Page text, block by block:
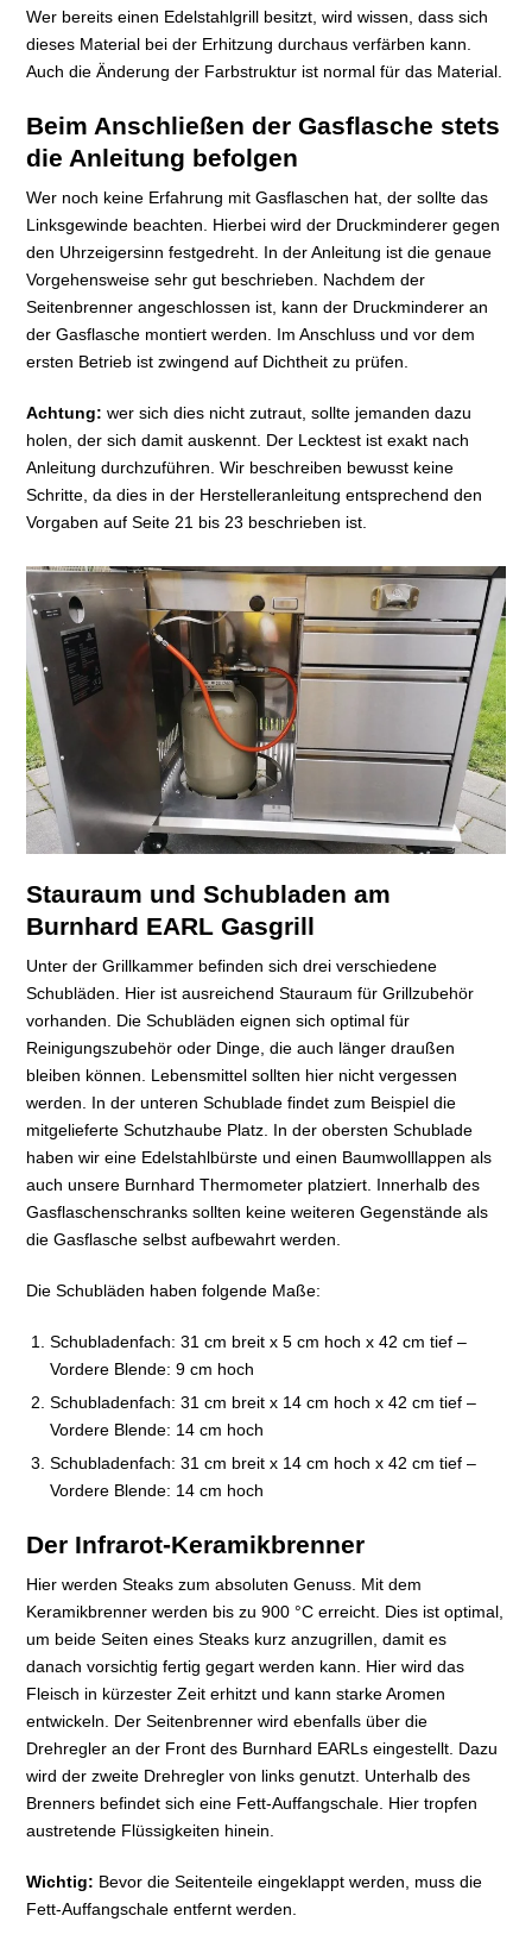
Wer bereits einen Edelstahlgrill besitzt, wird wissen, dass sich
dieses Material bei der Erhitzung durchaus verfärben kann.
Auch die Änderung der Farbstruktur ist normal für das Material.
Beim Anschließen der Gasflasche stets
die Anleitung befolgen
Wer noch keine Erfahrung mit Gasflaschen hat, der sollte das
Linksgewinde beachten. Hierbei wird der Druckminderer gegen
den Uhrzeigersinn festgedreht. In der Anleitung ist die genaue
Vorgehensweise sehr gut beschrieben. Nachdem der
Seitenbrenner angeschlossen ist, kann der Druckminderer an
der Gasflasche montiert werden. Im Anschluss und vor dem
ersten Betrieb ist zwingend auf Dichtheit zu prüfen.
Achtung: wer sich dies nicht zutraut, sollte jemanden dazu
holen, der sich damit auskennt. Der Lecktest ist exakt nach
Anleitung durchzuführen. Wir beschreiben bewusst keine
Schritte, da dies in der Herstelleranleitung entsprechend den
Vorgaben auf Seite 21 bis 23 beschrieben ist.
Stauraum und Schubladen am
Burnhard EARL Gasgrill
Unter der Grillkammer befinden sich drei verschiedene
Schubläden. Hier ist ausreichend Stauraum für Grillzubehör
vorhanden. Die Schubläden eignen sich optimal für
Reinigungszubehör oder Dinge, die auch länger draußen
bleiben können. Lebensmittel sollten hier nicht vergessen
werden. In der unteren Schublade findet zum Beispiel die
mitgelieferte Schutzhaube Platz. In der obersten Schublade
haben wir eine Edelstahlbürste und einen Baumwolllappen als
auch unsere Burnhard Thermometer platziert. Innerhalb des
Gasflaschenschranks sollten keine weiteren Gegenstände als
die Gasflasche selbst aufbewahrt werden.
Die Schubläden haben folgende Maße:
Schubladenfach: 31 cm breit x 5 cm hoch x 42 cm tief –
Vordere Blende: 9 cm hoch
Schubladenfach: 31 cm breit x 14 cm hoch x 42 cm tief –
Vordere Blende: 14 cm hoch
Schubladenfach: 31 cm breit x 14 cm hoch x 42 cm tief –
Vordere Blende: 14 cm hoch
Der Infrarot-Keramikbrenner
Hier werden Steaks zum absoluten Genuss. Mit dem
Keramikbrenner werden bis zu 900 °C erreicht. Dies ist optimal,
um beide Seiten eines Steaks kurz anzugrillen, damit es
danach vorsichtig fertig gegart werden kann. Hier wird das
Fleisch in kürzester Zeit erhitzt und kann starke Aromen
entwickeln. Der Seitenbrenner wird ebenfalls über die
Drehregler an der Front des Burnhard EARLs eingestellt. Dazu
wird der zweite Drehregler von links genutzt. Unterhalb des
Brenners befindet sich eine Fett-Auffangschale. Hier tropfen
austretende Flüssigkeiten hinein.
Wichtig: Bevor die Seitenteile eingeklappt werden, muss die
Fett-Auffangschale entfernt werden.